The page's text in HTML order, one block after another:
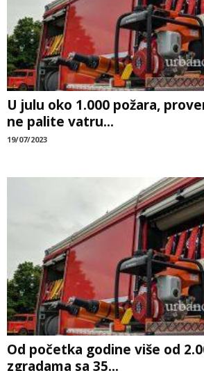
U julu oko 1.000 požara,
ne palite vatru...
19/07/2023
Od početka godine više od
zgradama sa 35...